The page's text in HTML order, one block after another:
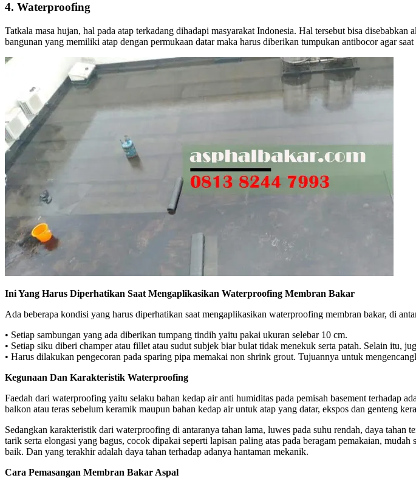
4. Waterproofing
Tatkala masa hujan, hal pada atap terkadang dihadapi masyarakat Indonesia. Hal tersebut bisa
bangunan yang memiliki atap dengan permukaan datar maka harus diberikan tumpukan antibocor agar
Ini Yang Harus Diperhatikan Saat Mengaplikasikan Waterproofing Membran Bakar
Ada beberapa kondisi yang harus diperhatikan saat mengaplikasikan waterproofing membran bakar, di
• Setiap sambungan yang ada diberikan tumpang tindih yaitu pakai ukuran selebar 10 cm.
• Setiap siku diberi champer atau fillet atau sudut subjek biar bulat tidak menekuk serta patah. Selain itu,
• Harus dilakukan pengecoran pada sparing pipa memakai non shrink grout. Tujuannya untuk
Kegunaan Dan Karakteristik Waterproofing
Faedah dari waterproofing yaitu selaku bahan kedap air anti humiditas pada pemisah basement terhadap
balkon atau teras sebelum keramik maupun bahan kedap air untuk atap yang datar, ekspos dan genteng
Sedangkan karakteristik dari waterproofing di antaranya tahan lama, luwes pada suhu rendah, daya
tarik serta elongasi yang bagus, cocok dipakai seperti lapisan paling atas pada beragam pemakaian,
baik. Dan yang terakhir adalah daya tahan terhadap adanya hantaman mekanik.
Cara Pemasangan Membran Bakar Aspal